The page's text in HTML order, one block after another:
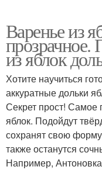
Варенье из
прозрачное.
из яблок
Хотите научиться
аккуратные дольки
Секрет прост! Самое
яблок. Подойдут
сохранят свою
также останутся
Например,